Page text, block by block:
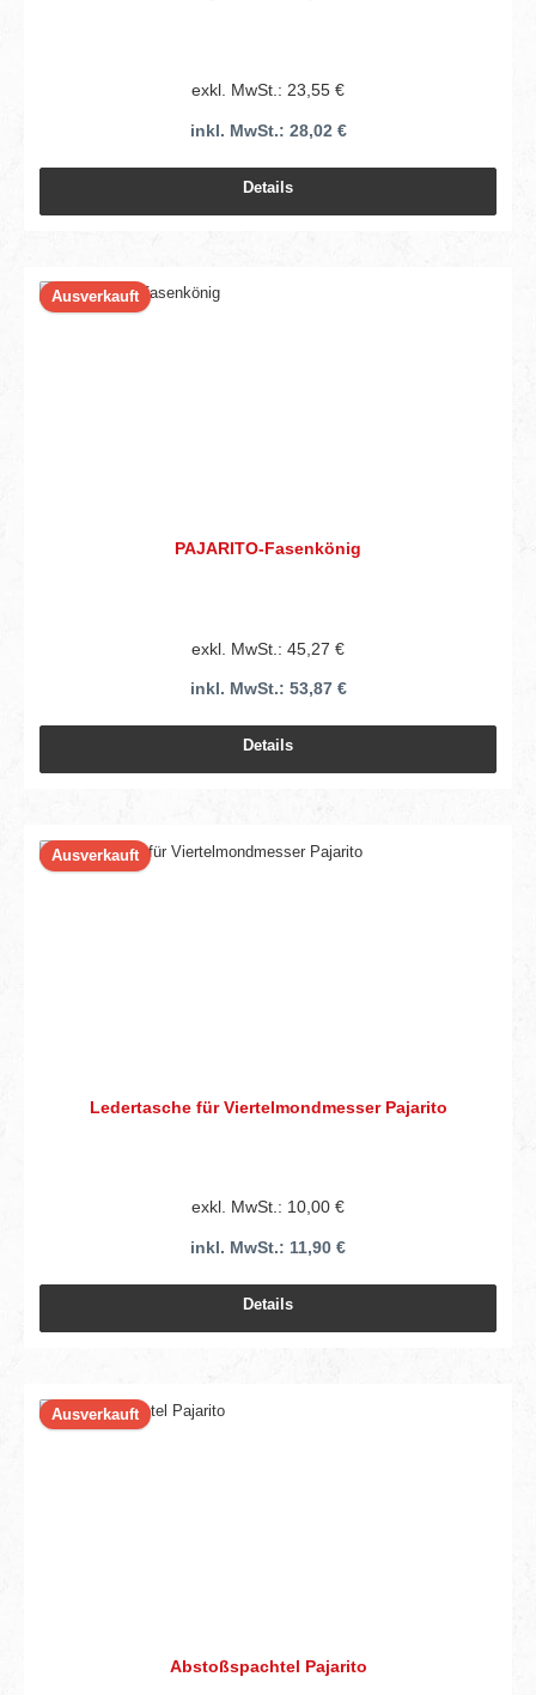
exkl. MwSt.: 23,55 €
inkl. MwSt.: 28,02 €
Details
Ausverkauft
PAJARITO-Fasenkönig
exkl. MwSt.: 45,27 €
inkl. MwSt.: 53,87 €
Details
Ausverkauft
Ledertasche für Viertelmondmesser Pajarito
exkl. MwSt.: 10,00 €
inkl. MwSt.: 11,90 €
Details
Ausverkauft
Abstoßspachtel Pajarito